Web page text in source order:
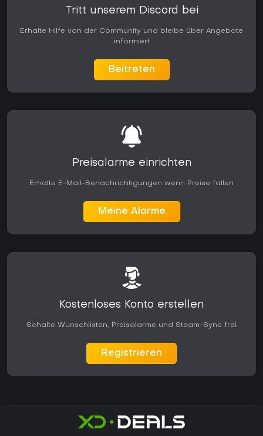
Tritt unserem Discord bei
Erhalte Hilfe von der Community und bleibe über Angebote
informiert
Beitreten
Preisalarme einrichten
Erhalte E-Mail-Benachrichtigungen wenn Preise fallen
Meine Alarme
Kostenloses Konto erstellen
Schalte Wunschlisten, Preisalarme und Steam-Sync frei
Registrieren